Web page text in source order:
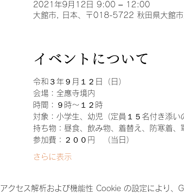
2021年9月12日 9:00 – 12:00
大館市, 日本、〒018-5722 秋田県大館市
イベントについて
令和３年９月１２日（日）
会場：全應寺境内
時間：９時～１２時
対象：小学生、幼児（定員１５名付き添い
持ち物：昼食、飲み物、着替え、防寒着、
参加費：２００円　（当日）
さらに表示
アクセス解析および機能性 Cookie の設定により、